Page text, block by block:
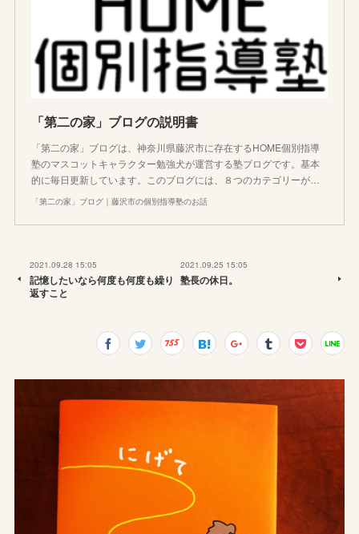
「第二の家」ブログの説明書
「第二の家」ブログは、神奈川県藤沢市に存在するHOME個別指導
塾のマスコットキャラクター勉強犬が運営する塾ブログです。基本
的に毎日更新しています。このブログには、８つのカテゴリーが…
「第二の家」ブログ｜藤沢市の個別指導塾のお話
2021.09.28 15:05
記憶したいなら何度も何度も繰り
返すこと
2021.09.25 15:05
塾長の休日。